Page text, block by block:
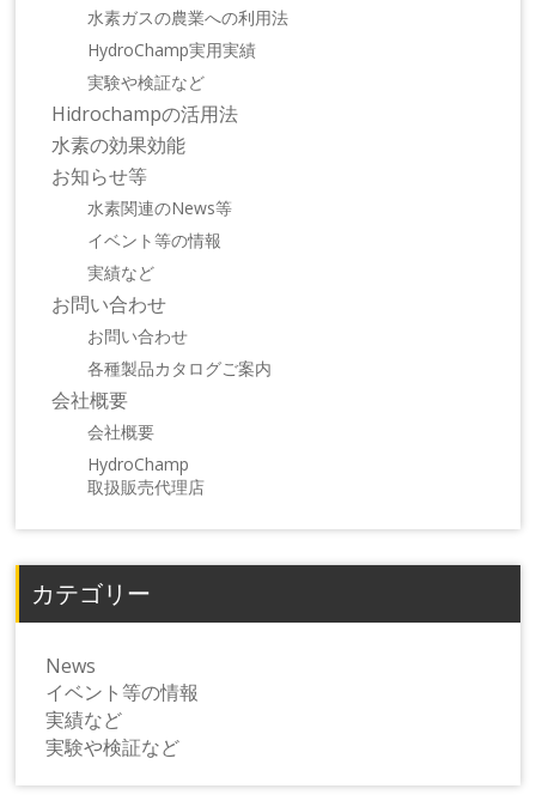
水素ガスの農業への利用法
HydroChamp実用実績
実験や検証など
Hidrochampの活用法
水素の効果効能
お知らせ等
水素関連のNews等
イベント等の情報
実績など
お問い合わせ
お問い合わせ
各種製品カタログご案内
会社概要
会社概要
HydroChamp
取扱販売代理店
カテゴリー
News
イベント等の情報
実績など
実験や検証など